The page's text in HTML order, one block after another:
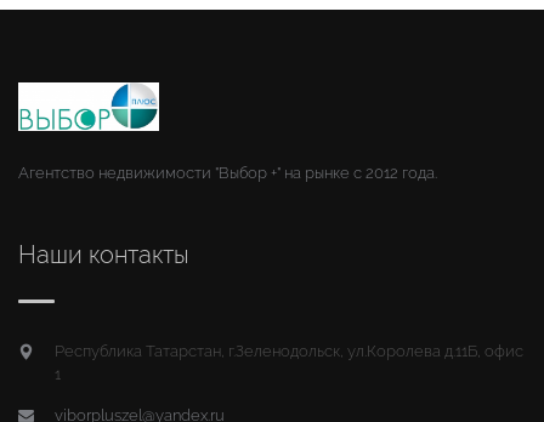
Агентство недвижимости "Выбор +" на рынке с 2012 года.
Наши контакты
Республика Татарстан, г.Зеленодольск, ул.Королева д.11Б, офис
1
viborpluszel@yandex.ru